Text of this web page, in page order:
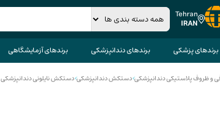
Tehran
IRAN
برندهای پزشکی برندهای دندانپزشکی برندهای آزمایشگاهی
و ظروف پلاستیکی دندانپزشکی>دستکش دندانپزشکی>دستکش نایلونی دندانپزشکی